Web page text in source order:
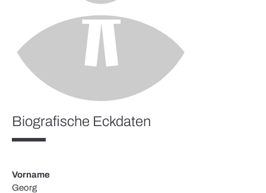
Biografische Eckdaten
Vorname
Georg